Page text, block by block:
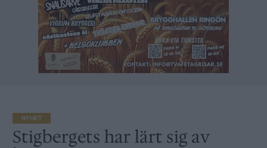
NYHET
Stigbergets har lärt sig av